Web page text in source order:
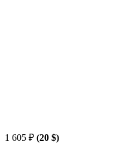
1 605 ₽ (20 $)